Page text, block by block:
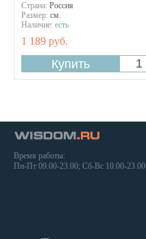
Страна: Россия
Размер: см.
Наличие: есть
1 189 руб.
Время работы:
Пн-Пт 09.00-23.00; Сб-Вс 10.00-23.00